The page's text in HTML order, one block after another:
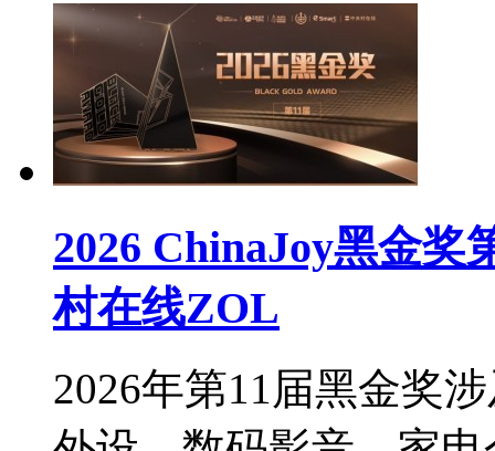
2026 ChinaJoy黑金奖
村在线ZOL
2026年第11届黑金奖